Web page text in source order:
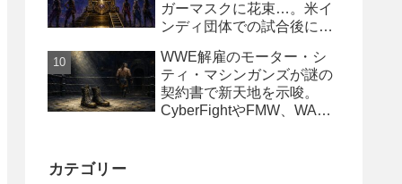
ガーマスクに花束…。米イ
ンディ団体での試合後にサ
WWE解雇のモーター・シ
ティ・マシンガンズが謎の
契約書で新天地を示唆。
CyberFightやFMW、WAR
カテゴリー